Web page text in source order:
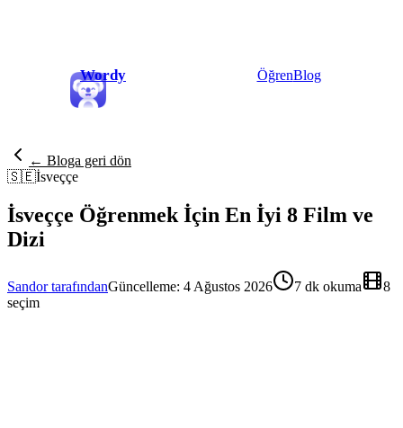
Wordy ÖğrenBlog
← Bloga geri dön
🇸🇪İsveççe
İsveççe Öğrenmek İçin En İyi 8 Film ve
Dizi
Sandor tarafındanGüncelleme: 4 Ağustos 2026 7 dk okuma
8
seçim